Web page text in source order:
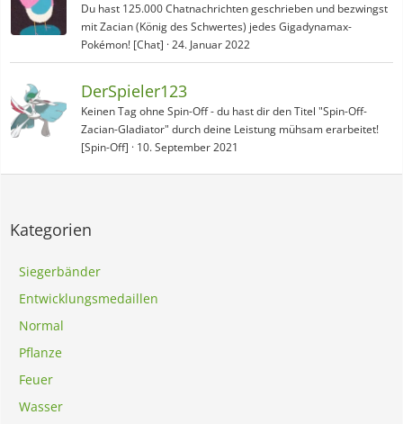
Du hast 125.000 Chatnachrichten geschrieben und bezwingst
mit Zacian (König des Schwertes) jedes Gigadynamax-
Pokémon! [Chat] 24. Januar 2022
DerSpieler123
Keinen Tag ohne Spin-Off - du hast dir den Titel "Spin-Off-
Zacian-Gladiator" durch deine Leistung mühsam erarbeitet!
[Spin-Off]
10. September 2021
Kategorien
Siegerbänder
Entwicklungsmedaillen
Normal
Pflanze
Feuer
Wasser